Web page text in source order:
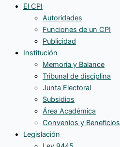
El CPI
Autoridades
Funciones de un CPI
Publicidad
Institución
Memoria y Balance
Tribunal de disciplina
Junta Electoral
Subsidios
Área Académica
Convenios y Beneficios
Legislación